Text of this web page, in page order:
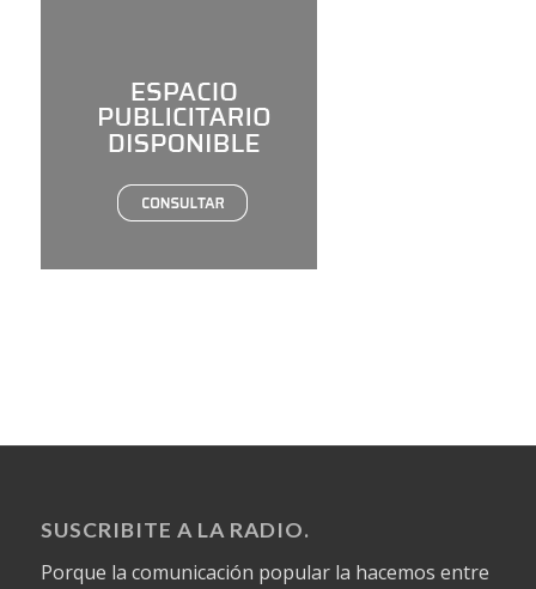
SUSCRIBITE A LA RADIO.
Porque la comunicación popular la hacemos entre